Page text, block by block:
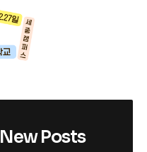
Posts